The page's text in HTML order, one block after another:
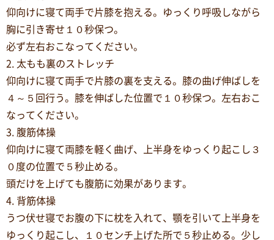
仰向けに寝て両手で片膝を抱える。ゆっくり呼吸しながら
胸に引き寄せ１０秒保つ。
必ず左右おこなってください。
2. 太もも裏のストレッチ
仰向けに寝て両手で片膝の裏を支える。膝の曲げ伸ばしを
４～５回行う。膝を伸ばした位置で１０秒保つ。左右おこ
なってください。
3. 腹筋体操
仰向けに寝て両膝を軽く曲げ、上半身をゆっくり起こし３
０度の位置で５秒止める。
頭だけを上げても腹筋に効果があります。
4. 背筋体操
うつ伏せ寝でお腹の下に枕を入れて、顎を引いて上半身を
ゆっくり起こし、１０センチ上げた所で５秒止める。少し